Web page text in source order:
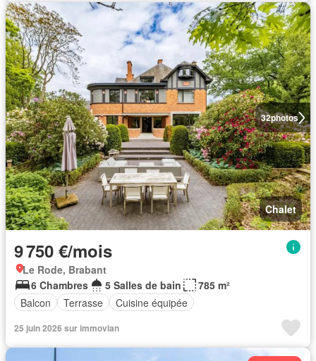
32photos
Chalet
9 750 €/mois
Le Rode, Brabant
6 Chambres
5 Salles de bain
785 m²
Balcon
Terrasse Cuisine équipée
25 juin 2026 sur immovlan